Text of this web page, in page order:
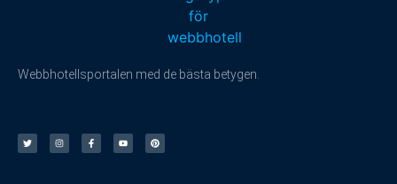
Webbhotellsportalen med de bästa betygen.